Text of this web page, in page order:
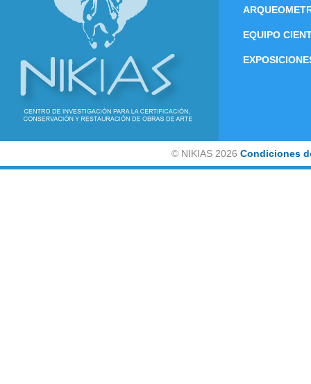
EQUIPO
© NIKIAS 2026 Condiciones